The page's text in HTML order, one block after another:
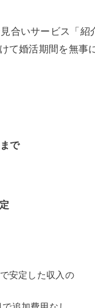
合いサービス「
て婚活期間を無
で
安定した収入の